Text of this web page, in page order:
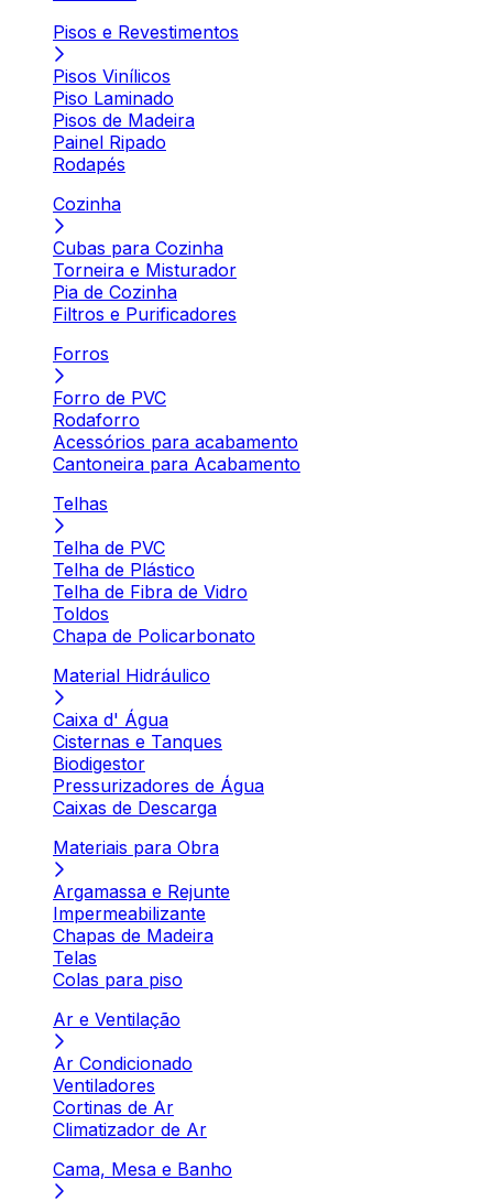
Pisos e Revestimentos
Pisos Vinílicos
Piso Laminado
Pisos de Madeira
Painel Ripado
Rodapés
Cozinha
Cubas para Cozinha
Torneira e Misturador
Pia de Cozinha
Filtros e Purificadores
Forros
Forro de PVC
Rodaforro
Acessórios para acabamento
Cantoneira para Acabamento
Telhas
Telha de PVC
Telha de Plástico
Telha de Fibra de Vidro
Toldos
Chapa de Policarbonato
Material Hidráulico
Caixa d' Água
Cisternas e Tanques
Biodigestor
Pressurizadores de Água
Caixas de Descarga
Materiais para Obra
Argamassa e Rejunte
Impermeabilizante
Chapas de Madeira
Telas
Colas para piso
Ar e Ventilação
Ar Condicionado
Ventiladores
Cortinas de Ar
Climatizador de Ar
Cama, Mesa e Banho